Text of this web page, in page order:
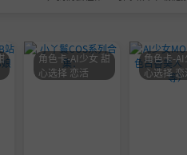
角色卡-AI少女 甜
心选择 恋活
角色卡-
心选择 恋